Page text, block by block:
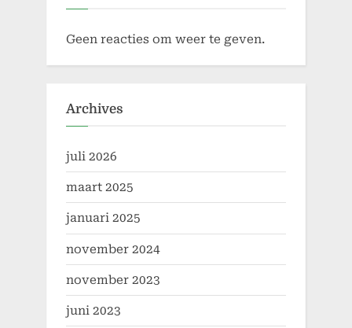
Geen reacties om weer te geven.
Archives
juli 2026
maart 2025
januari 2025
november 2024
november 2023
juni 2023